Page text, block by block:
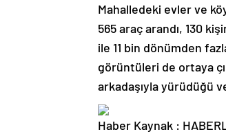
Mahalledeki evler ve
565 araç arandı, 130
ile 11 bin dönümden
görüntüleri de ortaya
arkadaşıyla yürüdüğü
Haber Kaynak :